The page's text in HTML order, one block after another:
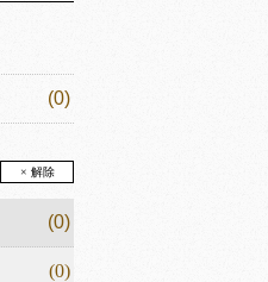
(0)
× 解除
(0)
(0)